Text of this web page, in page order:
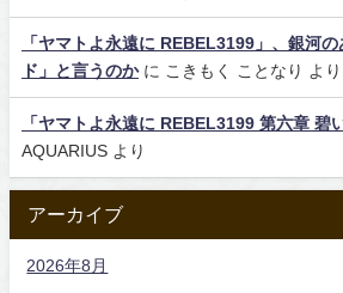
「ヤマトよ永遠に REBEL3199」、銀河
ド」と言うのかに こきもく ことなり より
「ヤマトよ永遠に REBEL3199 第六章 碧
AQUARIUS より
アーカイブ
2026年8月